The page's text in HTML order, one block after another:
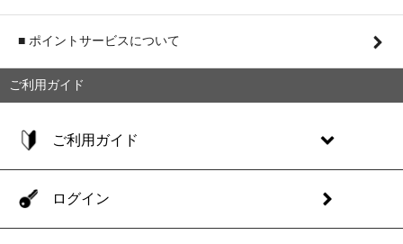
■ ポイントサービスについて
ご利用ガイド
ご利用ガイド
ログイン